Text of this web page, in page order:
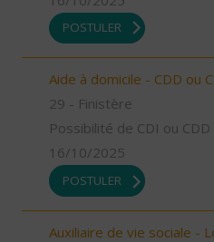
POSTULER
Aide à domicile - CDD ou
29 - Finistère
Possibilité de CDI ou CDD
16/10/2025
POSTULER
Auxiliaire de vie sociale -